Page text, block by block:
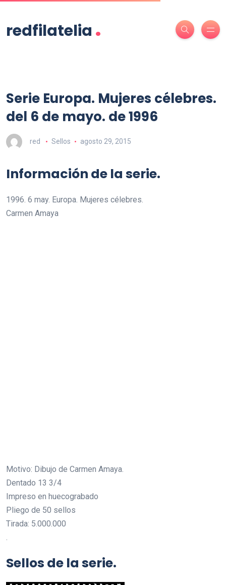
redfilatelia .
Serie Europa. Mujeres célebres.
del 6 de mayo. de 1996
red Sellos agosto 29, 2015
Información de la serie.
1996. 6 may. Europa. Mujeres célebres.
Carmen Amaya
Motivo: Dibujo de Carmen Amaya.
Dentado 13 3/4
Impreso en huecograbado
Pliego de 50 sellos
Tirada: 5.000.000
.
Sellos de la serie.